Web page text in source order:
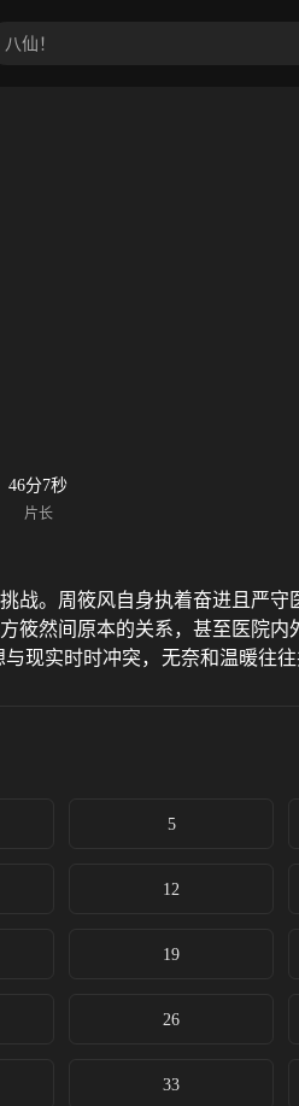
46分7秒
片长
。周筱风自身执着奋进且严
然间原本的关系，甚至医院
实时时冲突，无奈和温暖往往
5
12
19
26
33